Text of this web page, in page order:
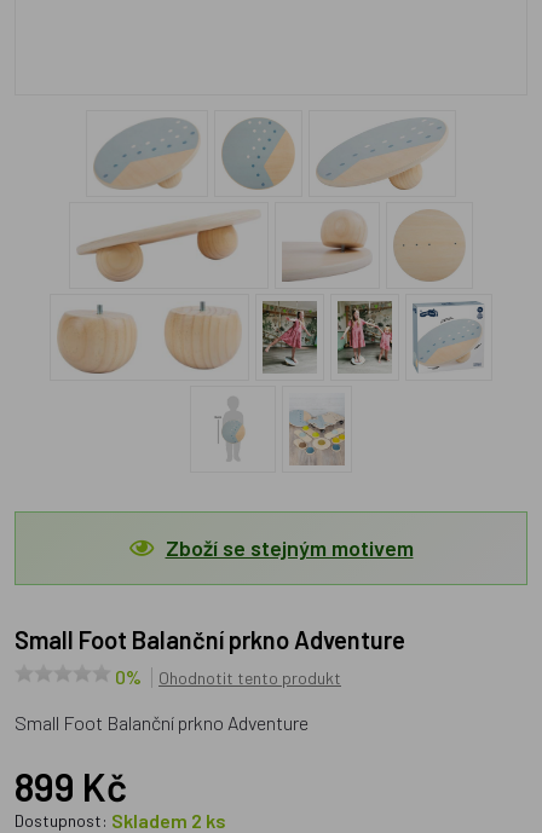
Zboží se stejným motivem
Small Foot Balanční prkno Adventure
0% Ohodnotit tento produkt
Small Foot Balanční prkno Adventure
899 Kč
Dostupnost: Skladem 2 ks